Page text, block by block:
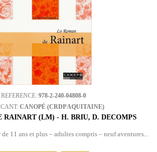
REFERENCE: 978-2-240-04808-0
CANOPÉ (CRDP AQUITAINE)
RAINART (LM) - H. BRIU, D. DECOMPS
11 ans et plus – adultes compris – neuf aventures...